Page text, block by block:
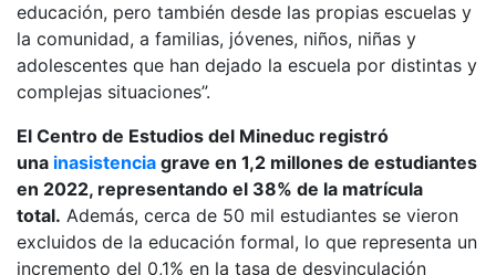
educación, pero también desde las propias escuelas y
la comunidad, a familias, jóvenes, niños, niñas y
adolescentes que han dejado la escuela por distintas y
complejas situaciones”.
El Centro de Estudios del Mineduc registró
una inasistencia grave en 1,2 millones de estudiantes
en 2022, representando el 38% de la matrícula
total. Además, cerca de 50 mil estudiantes se vieron
excluidos de la educación formal, lo que representa un
incremento del 0,1% en la tasa de desvinculación